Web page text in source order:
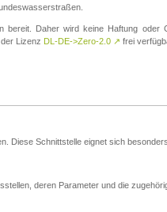
Daher wird keine Haftung oder
Lizenz DL-DE->Zero-2.0 ↗ frei
Diese Schnittstelle eignet sich
deren Parameter und die